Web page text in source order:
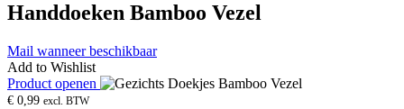
Handdoeken Bamboo Vezel
Mail wanneer beschikbaar
Add to Wishlist
Product openen
€ 0,99 excl. BTW